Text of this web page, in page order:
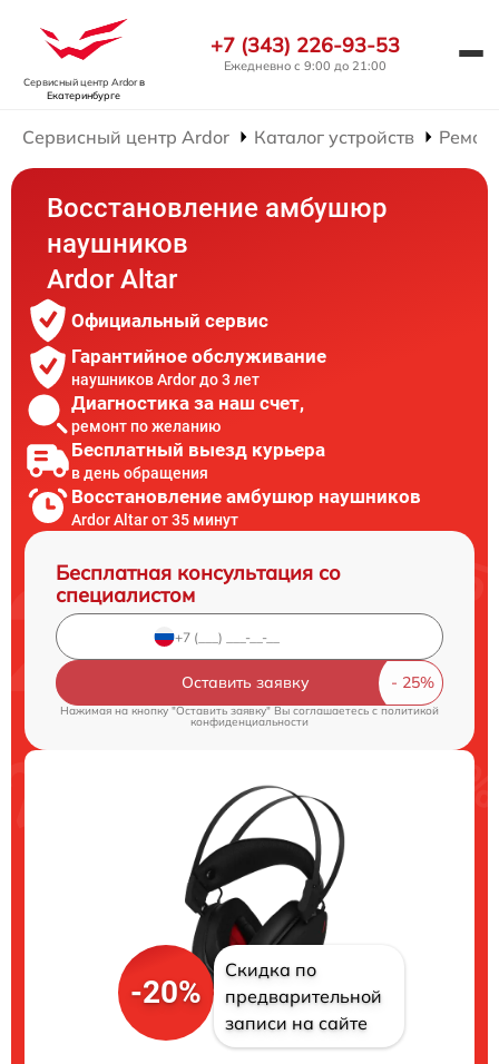
Сервисный центр Ardorв
Екатеринбурге
+7 (343) 226-93-53
Ежедневно с 9:00 до 21:00
Сервисный центр Ardor Каталог устройств
Восстановление амбушюр
наушников
Ardor Аltar
Официальный сервис
Гарантийное обслуживание
наушников Ardor до 3 лет
Диагностика за наш счет,
ремонт по желанию
Бесплатный выезд курьера
в день обращения
Восстановление амбушюр наушников
Ardor Аltar от 35 минут
Бесплатная консультация со
специалистом
Оставить заявку
Нажимая на кнопку "Оставить заявку" Вы соглашаетесь cполитикой
конфиденциальности
-20%
Скидка по
предварительной
записи на сайте